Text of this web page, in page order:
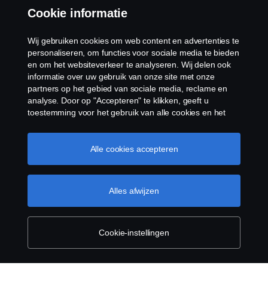
Cookiebeleid
Cookies
Voorbehouden. Scania Belgium ,A.Van Osslaan 1
bus b28, 1120 Neder-Over-Heembeek, Tel. 02/264
02 11
Cookie informatie
Wij gebruiken cookies om web content en advertenties te
personaliseren, om functies voor sociale media te bieden
en om het websiteverkeer te analyseren. Wij delen ook
informatie over uw gebruik van onze site met onze
partners op het gebied van sociale media, reclame en
analyse. Door op "Accepteren" te klikken, geeft u
toestemming voor het gebruik van alle cookies en het
door op "Cookie Instellingen" te klikken en de
categorieën te selecteren die u wilt accepteren. Voor een
Cookie beleid
Cookie-instellingen
Alles afwijzen
Alle cookies accepteren